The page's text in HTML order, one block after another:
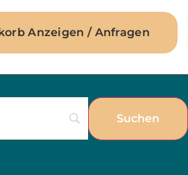
Anzeigen / Anfragen